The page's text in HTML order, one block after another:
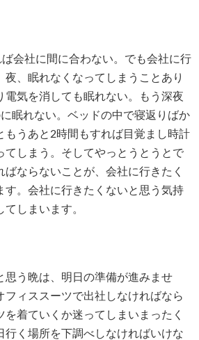
会社に間に合わない。でも会社に行
夜、眠れなくなってしまうことあり
電気を消しても眠れない。もう深夜
眠れない。ベッドの中で寝返りばか
もうあと2時間もすれば目覚まし時計
てしまう。そしてやっとうとうとで
ばならないことが、会社に行きたく
す。会社に行きたくないと思う気持
しまいます。
思う晩は、明日の準備が進みませ
フィススーツで出社しなければなら
を着ていくか迷ってしまいまったく
行く場所を下調べしなければいけな